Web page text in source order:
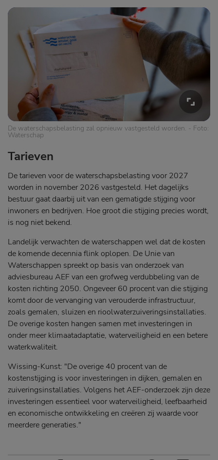
De waterschapsbelasting zal opnieuw vastgesteld worden. - Foto:
Waterschap
Tarieven
De tarieven voor de waterschapsbelasting voor 2027
worden in november 2026 vastgesteld. Het dagelijks
bestuur gaat daarbij uit van een gematigde stijging voor
inwoners en bedrijven. Hoe groot die stijging precies wordt,
is nog niet bekend.
Landelijk verwachten de waterschappen wel dat de kosten
de komende decennia flink oplopen. De Unie van
Waterschappen spreekt op basis van onderzoek van
adviesbureau AEF van een grofweg verdubbeling van de
kosten richting 2050. Ongeveer 60 procent van die stijging
komt door de vervanging van verouderde infrastructuur,
zoals gemalen, sluizen en rioolwaterzuiveringsinstallaties.
De overige kosten hangen samen met investeringen in
onder meer klimaatadaptatie, waterveiligheid en een betere
waterkwaliteit.
Wissing-Kunst: "De overige 40 procent van de
kostenstijging is voor investeringen in dijken, gemalen en
zuiveringsinstallaties. Volgens het AEF-onderzoek zijn deze
investeringen essentieel voor waterveiligheid, leefbaarheid
en economische ontwikkeling en creëren zij waarde voor
meerdere generaties."